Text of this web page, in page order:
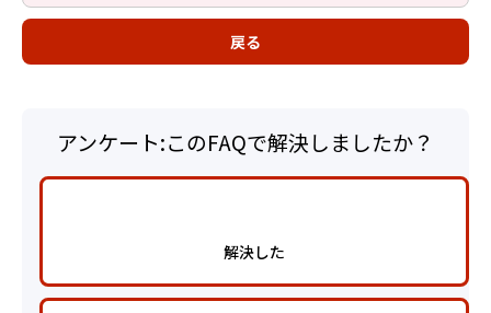
戻る
アンケート:このFAQで解決しましたか？
解決した